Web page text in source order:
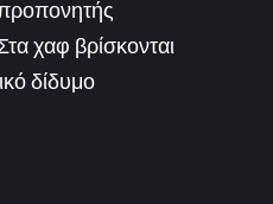
χαφ βρίσκονται
δίδυμο